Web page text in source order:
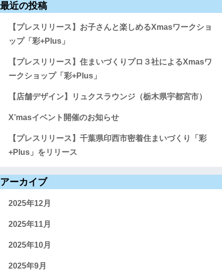
最近の投稿
【プレスリリース】お子さんと楽しめるXmasワークショ
ップ「彩+Plus」
【プレスリリース】住まいづくりプロ３社によるXmasワ
ークショップ「彩+Plus」
【店舗デザイン】リュクスラウンジ（栃木県宇都宮市）
X’masイベント開催のお知らせ
【プレスリリース】千葉県印西市密着住まいづくり「彩
+Plus」をリリース
アーカイブ
2025年12月
2025年11月
2025年10月
2025年9月